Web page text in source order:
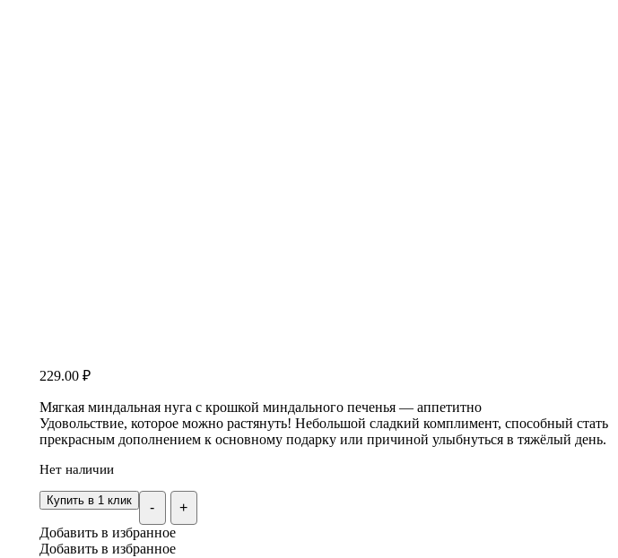
229.00 ₽
Мягкая миндальная нуга с крошкой миндального печенья — аппетитно
Удовольствие, которое можно растянуть! Небольшой сладкий комплимент, способный стать
прекрасным дополнением к основному подарку или причиной улыбнуться в тяжёлый день.
Нет наличии
- +
Купить в 1 клик
Добавить в избранное
Добавить в избранное